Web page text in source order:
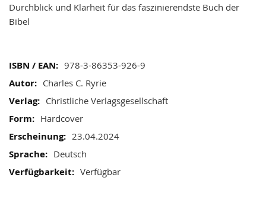
Durchblick und Klarheit für das faszinierendste Buch der
Bibel
Mehr
Informationen
978-3-86353-926-9
Charles C. Ryrie
Christliche Verlagsgesellschaft
Hardcover
23.04.2024
Deutsch
Verfügbar
the
images